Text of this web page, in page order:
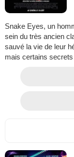
Snake Eyes, un
sein du très ancien
sauvé la vie de leur
mais certains